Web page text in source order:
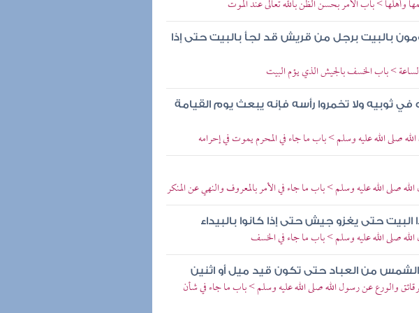
> باب الأمر بحسن الظن بالله تعالى عند الموت
بالبيت برجل من قريش قد لجأ بالبيت حتى إذا
> باب الخسف بالجيش الذي يؤم البيت
ثوبيه ولا تخمروا رأسه فإنه يبعث يوم القيامة
صلى الله عليه وسلم > باب ما جاء في المحرم يموت في إحرامه
صلى الله عليه وسلم > باب ما جاء في الأمر بالمعروف والنهي عن المنكر
حتى يغزو جيش حتى إذا كانوا بالبيداء
صلى الله عليه وسلم > باب ما جاء في الخسف
الشمس من العباد حتى تكون قيد ميل أو اثنين
والورع عن رسول الله صلى الله عليه وسلم > باب ما جاء في شأن